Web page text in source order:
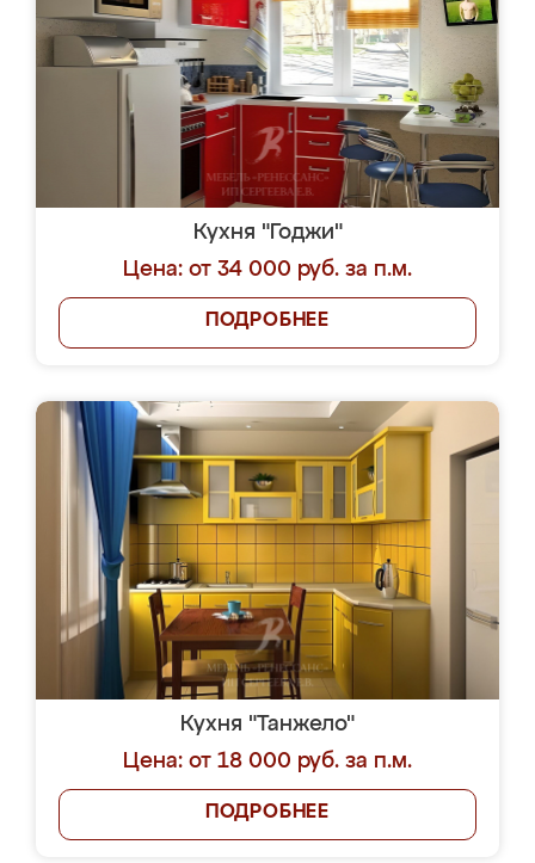
Кухня "Годжи"
Цена: от 34 000 руб. за п.м.
ПОДРОБНЕЕ
Кухня "Танжело"
Цена: от 18 000 руб. за п.м.
ПОДРОБНЕЕ